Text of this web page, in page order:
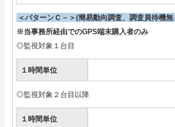
＜パターンＣ－＞(簡易動向調査、調査員待機無
※当事務所経由でのGPS端末購入者のみ
◎監視対象１台目
１時間単位
◎監視対象２台目以降
１時間単位